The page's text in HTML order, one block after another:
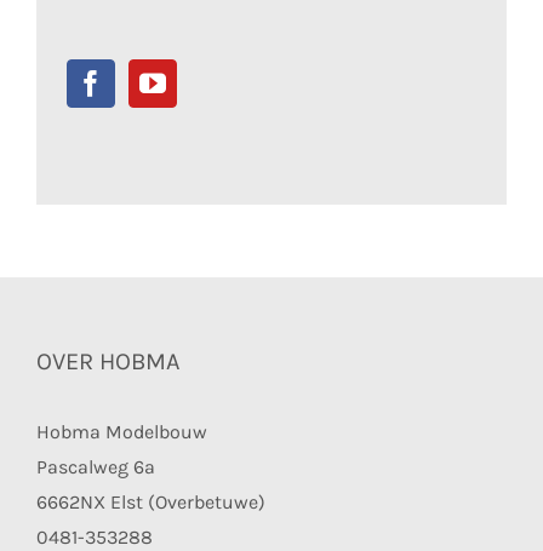
OVER HOBMA
Hobma Modelbouw
Pascalweg 6a
6662NX Elst (Overbetuwe)
0481-353288